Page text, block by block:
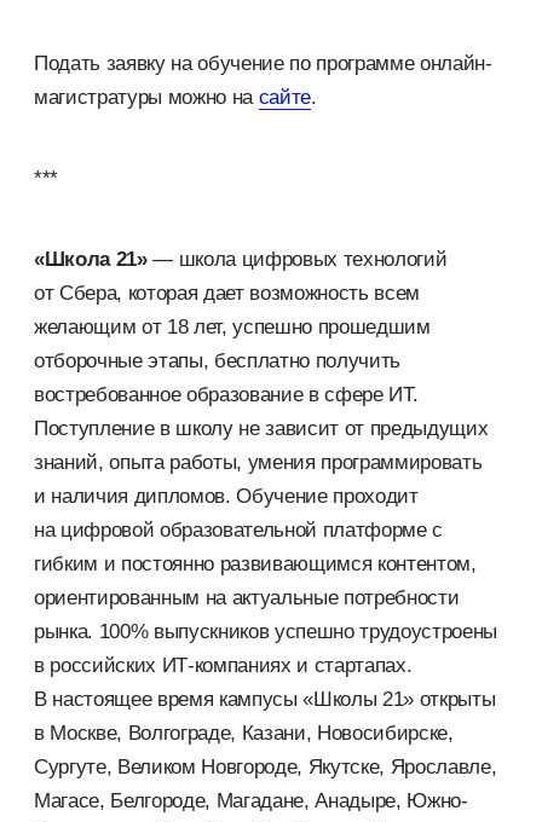
Подать заявку на обучение по программе онлайн-
магистратуры можно на сайте.
***
«Школа 21»— школа цифровых технологий
от Сбера, которая дает возможность всем
желающим от 18 лет, успешно прошедшим
отборочные этапы, бесплатно получить
востребованное образование в сфере ИТ.
Поступление в школу не зависит от предыдущих
знаний, опыта работы, умения программировать
и наличия дипломов. Обучение проходит
на цифровой образовательной платформе с
гибким и постоянно развивающимся контентом,
ориентированным на актуальные потребности
рынка. 100% выпускников успешно трудоустроены
в российских ИТ-компаниях и стартапах.
В настоящее время кампусы «Школы 21» открыты
в Москве, Волгограде, Казани, Новосибирске,
Сургуте, Великом Новгороде, Якутске, Ярославле,
Магасе, Белгороде, Магадане, Анадыре, Южно-